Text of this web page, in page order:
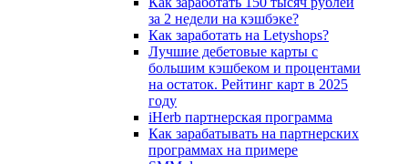
за 2 недели на кэшбэке?
Как заработать на Letyshops?
Лучшие дебетовые карты с
большим кэшбеком и процентами
на остаток. Рейтинг карт в 2025
году
iHerb партнерская программа
Как зарабатывать на партнерских
программах на примере